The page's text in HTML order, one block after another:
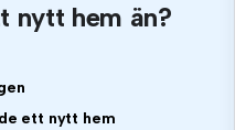
nytt hem än?
ett nytt hem